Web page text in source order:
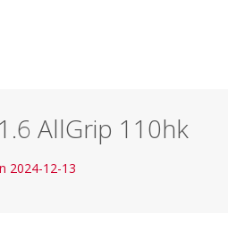
AllGrip 110hk
2024-12-13